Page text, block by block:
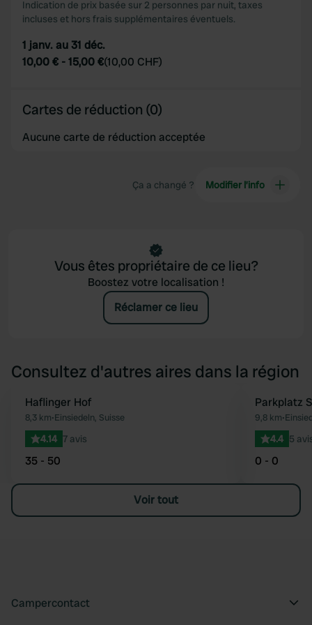
Indication de prix basée sur 2 personnes par nuit, taxes
incluses et hors frais supplémentaires éventuels.
1 janv. au 31 déc.
10,00 € -15,00 €(10,00 CHF)
Cartes de réduction (0)
Aucune carte de réduction acceptée
Ça a changé ? Modifier l’info
Vous êtes propriétaire de ce lieu?
Boostez votre localisation !
Réclamer ce lieu
Consultez d'autres aires dans la région
Préféré
Haflinger Hof
8,3 km•Einsiedeln, Suisse
4.14 7 avis
35 - 50
Parkplatz
9,8 km•
4.4 5
0 - 0
Voir tout
Campercontact